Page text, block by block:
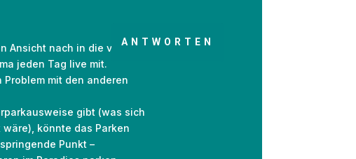
Ansicht nach in die völlig
jeden Tag live mit.
mit den anderen
gibt (was sich
könnte das Parken
Punkt –
ANTWORTEN